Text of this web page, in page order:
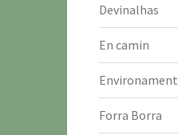
Devinalhas
En camin
Environament
Forra Borra